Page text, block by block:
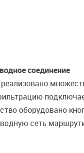
соединение
оборудовано
сеть